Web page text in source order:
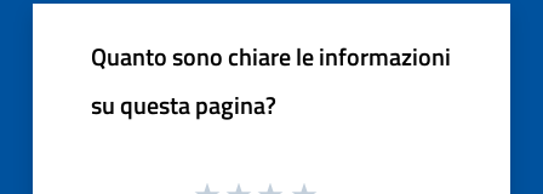
Quanto sono chiare le informazioni
su questa pagina?